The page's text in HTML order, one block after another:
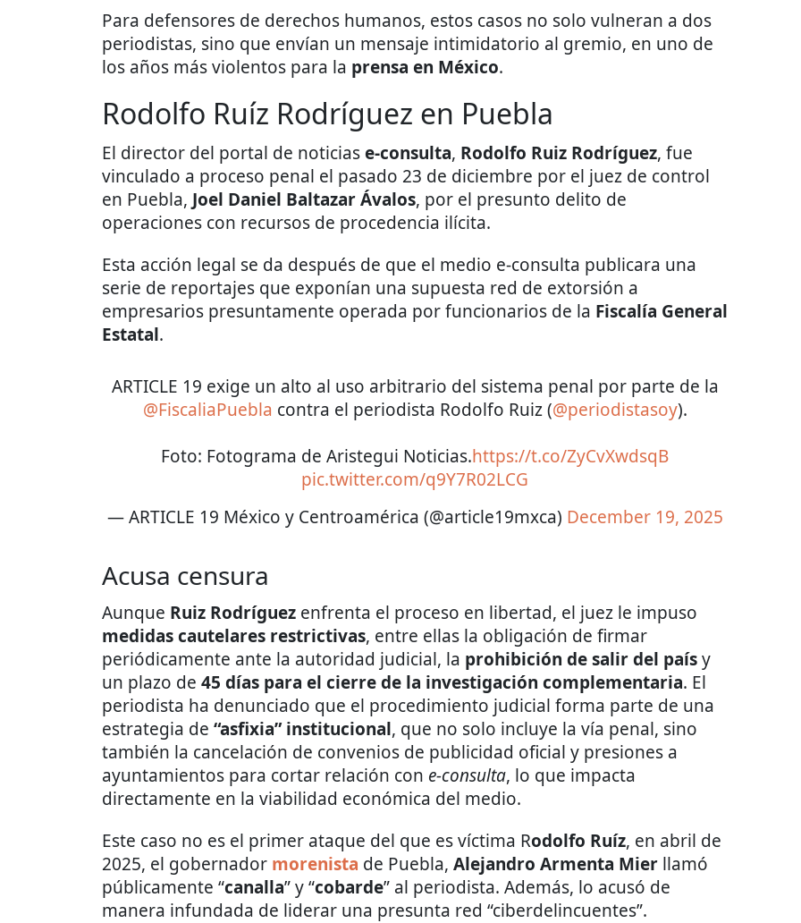
Para defensores de derechos humanos, estos casos no solo vulneran a dos
periodistas, sino que envían un mensaje intimidatorio al gremio, en uno de
los años más violentos para la prensa en México.
Rodolfo Ruíz Rodríguez en Puebla
El director del portal de noticiase-consulta, Rodolfo Ruiz Rodríguez, fue
vinculado a proceso penal el pasado 23 de diciembre por el juez de control
en Puebla, Joel Daniel Baltazar Ávalos, por el presunto delito de
operaciones con recursos de procedencia ilícita.
Esta acción legal se da después de que el medio e-consulta publicara una
serie de reportajes que exponían una supuesta red de extorsión a
empresarios presuntamente operada por funcionarios de la Fiscalía General
Estatal.
ARTICLE 19 exige un alto al uso arbitrario del sistema penal por parte de la
@FiscaliaPuebla contra el periodista Rodolfo Ruiz (@periodistasoy).
Foto: Fotograma de Aristegui Noticias.https://t.co/ZyCvXwdsqB
pic.twitter.com/q9Y7R02LCG
— ARTICLE 19 México y Centroamérica (@article19mxca) December 19, 2025
Acusa censura
Aunque Ruiz Rodríguez enfrenta el proceso en libertad, el juez le impuso
medidas cautelares restrictivas, entre ellas la obligación de firmar
periódicamente ante la autoridad judicial, la prohibición de salir del paísy
un plazo de 45 días para el cierre de la investigación complementaria. El
periodista ha denunciado que el procedimiento judicial forma parte de una
estrategia de “asfixia” institucional, que no solo incluye la vía penal, sino
también la cancelación de convenios de publicidad oficial y presiones a
ayuntamientos para cortar relación con e-consulta, lo que impacta
directamente en la viabilidad económica del medio.
Este caso no es el primer ataque del que es víctima Rodolfo Ruíz, en abril de
2025, el gobernador morenista de Puebla, Alejandro Armenta Mier llamó
públicamente “canalla” y “cobarde” al periodista. Además, lo acusó de
manera infundada de liderar una presunta red “ciberdelincuentes”.